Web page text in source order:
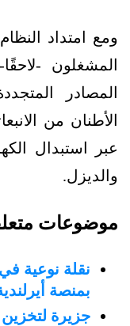
ومع امتداد
المشغلون -
المصادر
الأطنان من
عبر استبدال
والديزل.
موضوعات
نقلة نوعية
بمنصة
جزيرة لتخزين